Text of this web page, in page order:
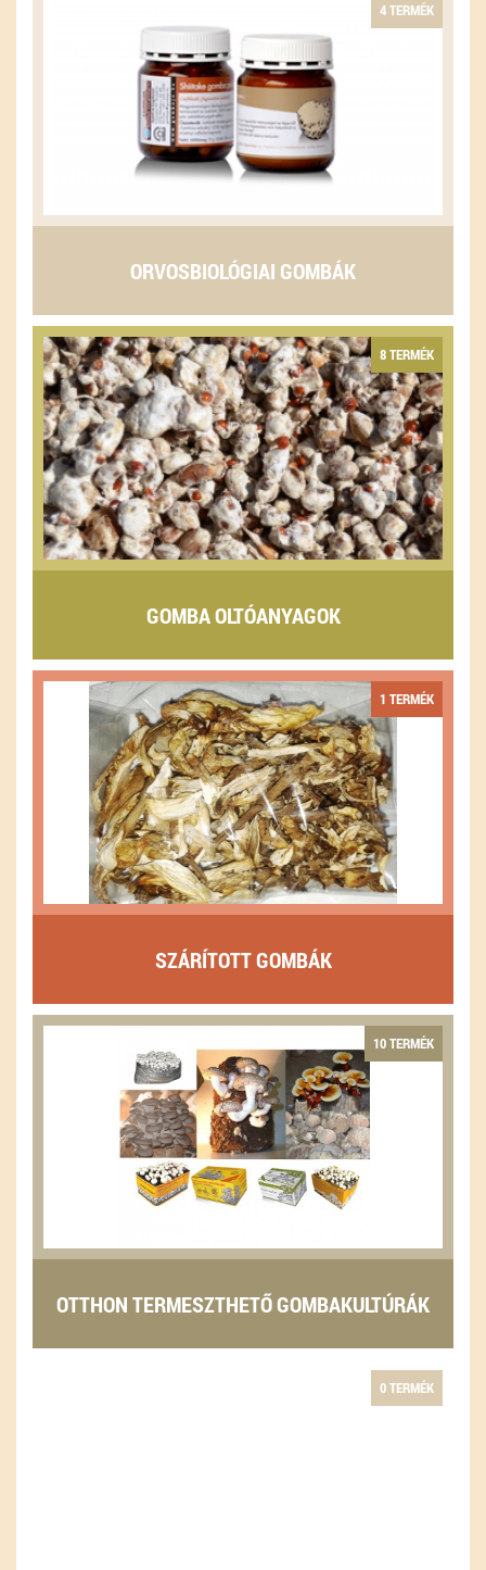
4 TERMÉK
ORVOSBIOLÓGIAI GOMBÁK
8 TERMÉK
GOMBA OLTÓANYAGOK
1 TERMÉK
SZÁRÍTOTT GOMBÁK
10 TERMÉK
OTTHON TERMESZTHETŐ GOMBAKULTÚRÁK
0 TERMÉK